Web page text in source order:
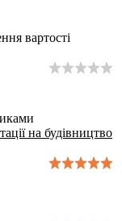
вартості
на будівництво